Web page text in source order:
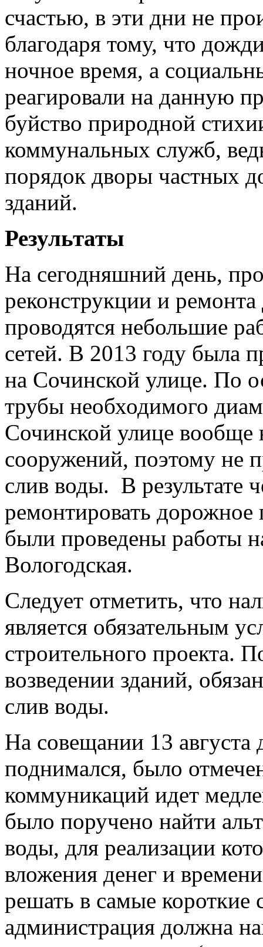
счастью, в эти дни не
благодаря тому, что
ночное время, а
реагировали на данную
буйство природной
коммунальных служб,
порядок дворы частных
зданий.
Результаты
На сегодняшний день,
реконструкции и
проводятся небольшие
сетей. В 2013 году была
на Сочинской улице. По
трубы необходимого
Сочинской улице
сооружений, поэтому не
слив воды. В результате
ремонтировать дорожное
были проведены работы
Вологодская.
Следует отметить, что
является обязательным
строительного проекта.
возведении зданий,
слив воды.
На совещании 13 августа
поднимался, было
коммуникаций идет
было поручено найти
воды, для реализации
вложения денег и
решать в самые короткие
администрация должна